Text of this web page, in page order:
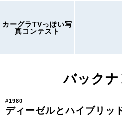
カーグラTVっぽい写
真コンテスト
バック
#1980
ディーゼルとハイブリ